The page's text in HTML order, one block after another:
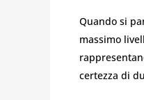
Quando si
massimo
certezza di